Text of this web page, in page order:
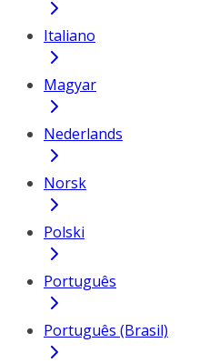
Italiano
Magyar
Nederlands
Norsk
Polski
Português
Português (Brasil)